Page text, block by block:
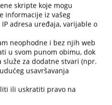
skripte koje mogu
informacije iz vašeg
adresa uređaja, varijable o
neophodne i bez njih web
u svom punom obimu, dok
za dodatne stvari (npr.
usavršavanja
ili uskratiti pravo na